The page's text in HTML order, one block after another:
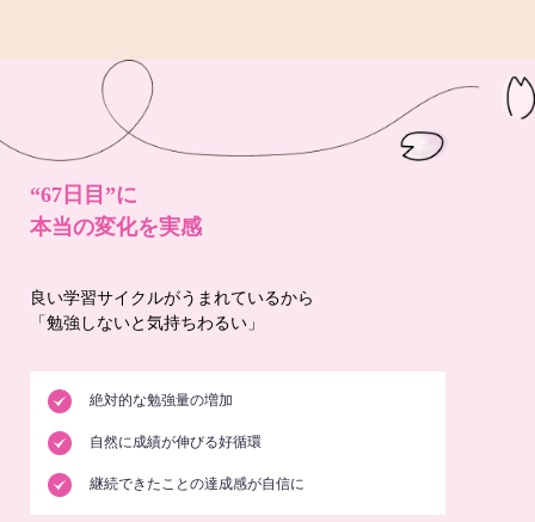
“67日目”に
本当の変化を実感
良い学習サイクルがうまれているから
「勉強しないと気持ちわるい」
絶対的な勉強量の増加
自然に成績が伸びる好循環
継続できたことの達成感が自信に